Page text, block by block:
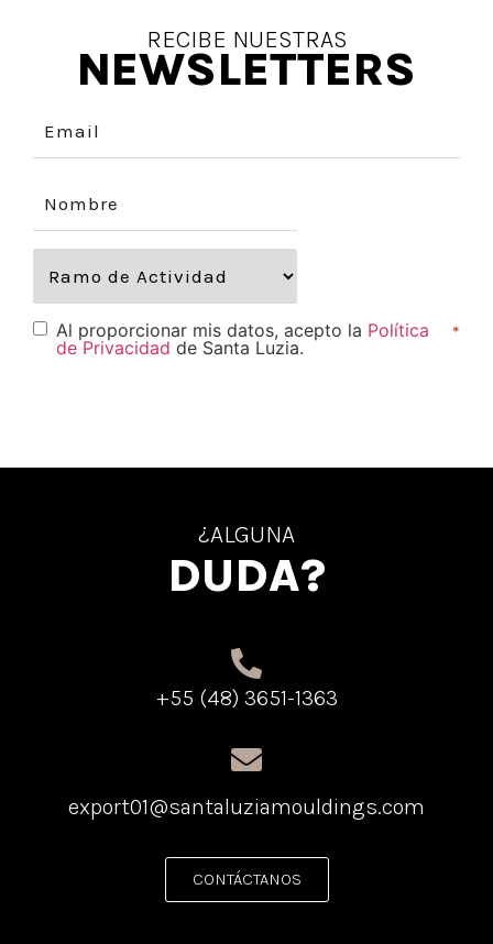
RECIBE NUESTRAS
NEWSLETTERS
Al proporcionar mis datos, acepto la Política
de Privacidad de Santa Luzia.
*
¿ALGUNA
DUDA?
+55 (48) 3651-1363
export01@santaluziamouldings.com
CONTÁCTANOS